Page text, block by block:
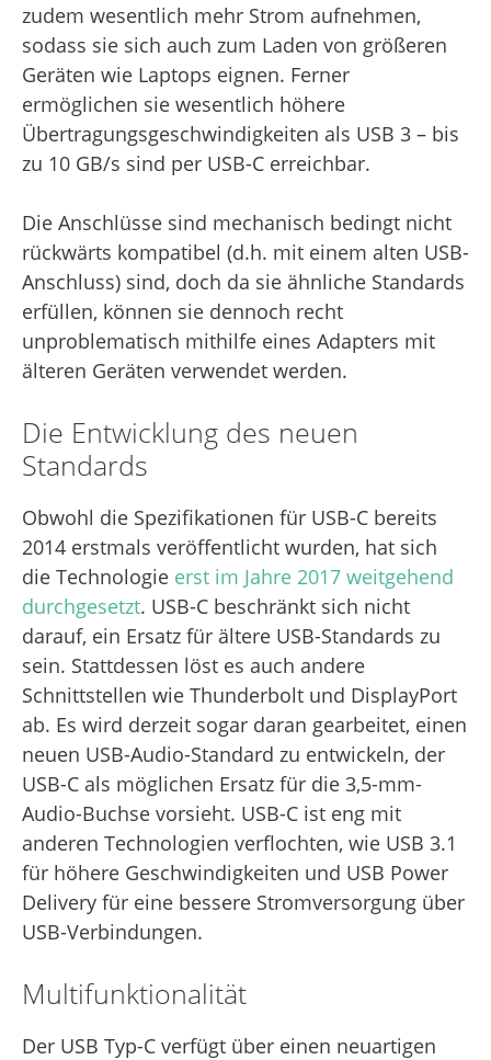
zudem wesentlich mehr Strom aufnehmen,
sodass sie sich auch zum Laden von größeren
Geräten wie Laptops eignen. Ferner
ermöglichen sie wesentlich höhere
Übertragungsgeschwindigkeiten als USB 3 – bis
zu 10 GB/s sind per USB-C erreichbar.
Die Anschlüsse sind mechanisch bedingt nicht
rückwärts kompatibel (d.h. mit einem alten USB-
Anschluss) sind, doch da sie ähnliche Standards
erfüllen, können sie dennoch recht
unproblematisch mithilfe eines Adapters mit
älteren Geräten verwendet werden.
Die Entwicklung des neuen
Standards
Obwohl die Spezifikationen für USB-C bereits
2014 erstmals veröffentlicht wurden, hat sich
die Technologie erst im Jahre 2017 weitgehend
durchgesetzt. USB-C beschränkt sich nicht
darauf, ein Ersatz für ältere USB-Standards zu
sein. Stattdessen löst es auch andere
Schnittstellen wie Thunderbolt und DisplayPort
ab. Es wird derzeit sogar daran gearbeitet, einen
neuen USB-Audio-Standard zu entwickeln, der
USB-C als möglichen Ersatz für die 3,5-mm-
Audio-Buchse vorsieht. USB-C ist eng mit
anderen Technologien verflochten, wie USB 3.1
für höhere Geschwindigkeiten und USB Power
Delivery für eine bessere Stromversorgung über
USB-Verbindungen.
Multifunktionalität
Der USB Typ-C verfügt über einen neuartigen